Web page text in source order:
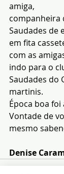
amiga,
companheira
Saudades de
em fita
com as
indo para o
Saudades do
martinis.
Época boa foi
Vontade de
mesmo
Denise